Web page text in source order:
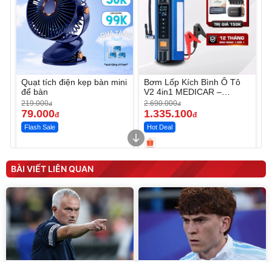
Quạt tích điện kẹp bàn mini
để bàn
219.000đ
79.000đ
Flash Sale
Bơm Lốp Kích Bình Ô Tô
V2 4in1 MEDICAR –
12.000mAh
2.690.000đ
1.335.100đ
Hot Deal
Máy ép chậm trái cây
Elmich JEE 1855OL
3.000.000đ
2.143.650đ
Flash Sale
Máy rửa xe cầm tay xịt rửa
cao áp có tạo bọt tuyết
399.000đ
Đã bán nhiều
BÀI VIẾT LIÊN QUAN